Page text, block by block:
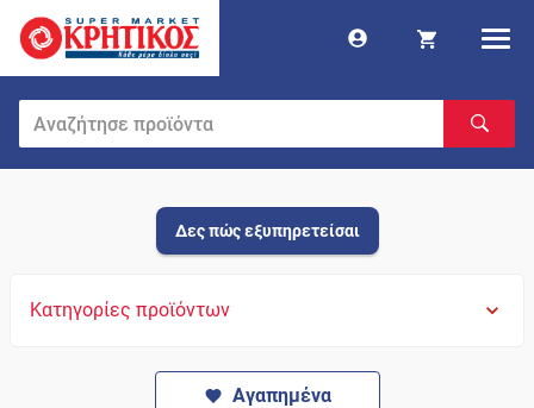
Δες πώς εξυπηρετείσαι
Κατηγορίες προϊόντων
Αγαπημένα